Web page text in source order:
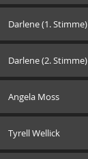
Darlene (1. Stimme)
Darlene (2. Stimme)
Angela Moss
Tyrell Wellick